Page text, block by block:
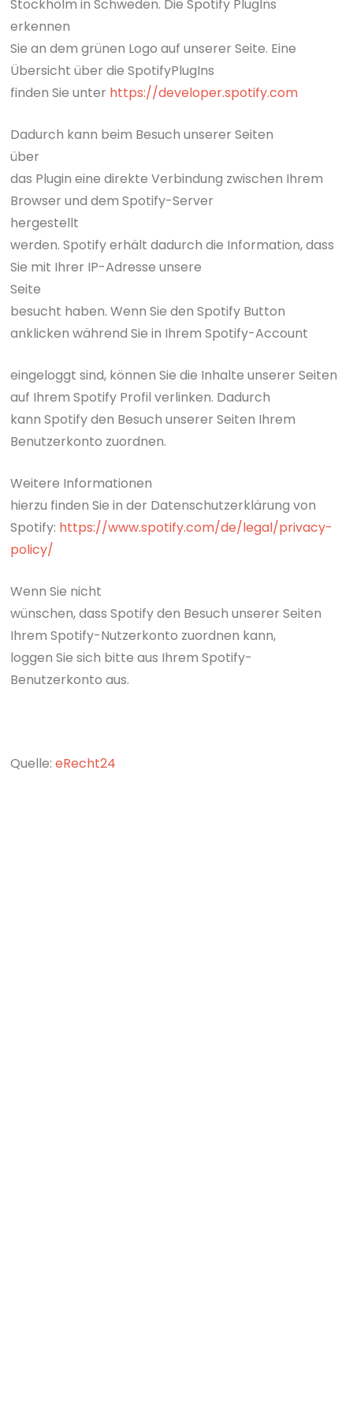
Stockholm in Schweden. Die Spotify PlugIns
erkennen
Sie an dem grünen Logo auf unserer Seite. Eine
Übersicht über die SpotifyPlugIns
finden Sie unter https://developer.spotify.com
Dadurch kann beim Besuch unserer Seiten
über
das Plugin eine direkte Verbindung zwischen Ihrem
Browser und dem Spotify-Server
hergestellt
werden. Spotify erhält dadurch die Information, dass
Sie mit Ihrer IP-Adresse unsere
Seite
besucht haben. Wenn Sie den Spotify Button
anklicken während Sie in Ihrem Spotify-Account
eingeloggt sind, können Sie die Inhalte unserer Seiten
auf Ihrem Spotify Profil verlinken. Dadurch
kann Spotify den Besuch unserer Seiten Ihrem
Benutzerkonto zuordnen.
Weitere Informationen
hierzu finden Sie in der Datenschutzerklärung von
Spotify: https://www.spotify.com/de/legal/privacy-
policy/
Wenn Sie nicht
wünschen, dass Spotify den Besuch unserer Seiten
Ihrem Spotify-Nutzerkonto zuordnen kann,
loggen Sie sich bitte aus Ihrem Spotify-
Benutzerkonto aus.
Quelle:eRecht24